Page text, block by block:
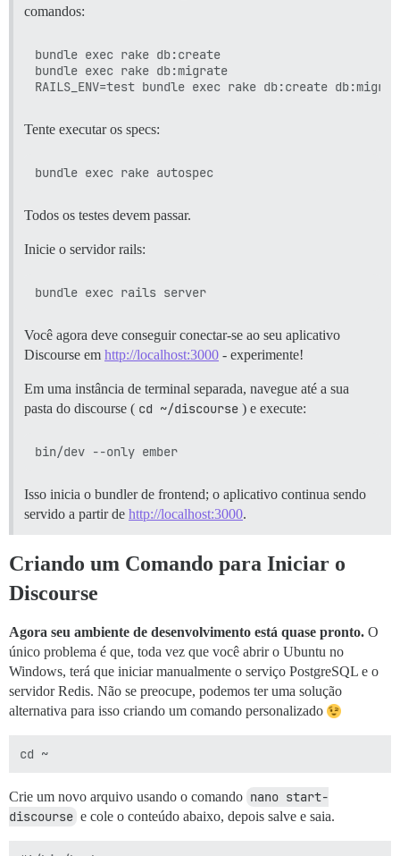
comandos:
bundle exec rake db:create
bundle exec rake db:migrate
Tente executar os specs:
Todos os testes devem passar.
Inicie o servidor rails:
Você agora deve conseguir conectar-se ao seu aplicativo
Discourse em http://localhost:3000 - experimente!
Em uma instância de terminal separada, navegue até a sua
pasta do discourse ( cd ~/discourse ) e execute:
Isso inicia o bundler de frontend; o aplicativo continua sendo
servido a partir de http://localhost:3000.
Criando um Comando para Iniciar o
Discourse
Agora seu ambiente de desenvolvimento está quase pronto. O
único problema é que, toda vez que você abrir o Ubuntu no
Windows, terá que iniciar manualmente o serviço PostgreSQL e o
servidor Redis. Não se preocupe, podemos ter uma solução
alternativa para isso criando um comando personalizado
Crie um novo arquivo usando o comando nano start-
discourse e cole o conteúdo abaixo, depois salve e saia.